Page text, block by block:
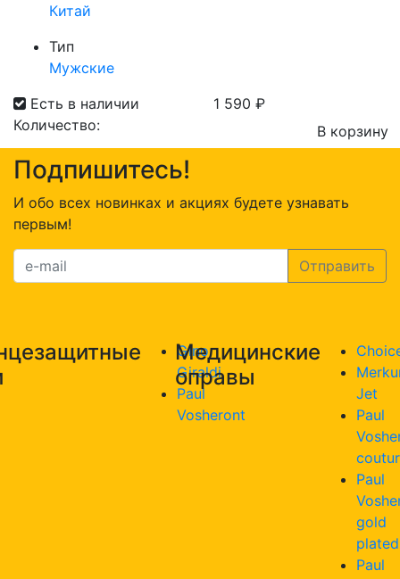
Китай
Тип
Мужские
Есть в наличии
1 590 ₽
Количество:
Количество
товара
Оправа
Choice
640
с.3
В корзину
Подпишитесь!
И обо всех новинках и акциях будете узнавать
первым!
Gino
Giraldi
Paul
Vosheront
Медицинские
оправы
Jet
Paul
Paul
gold
plated
Paul